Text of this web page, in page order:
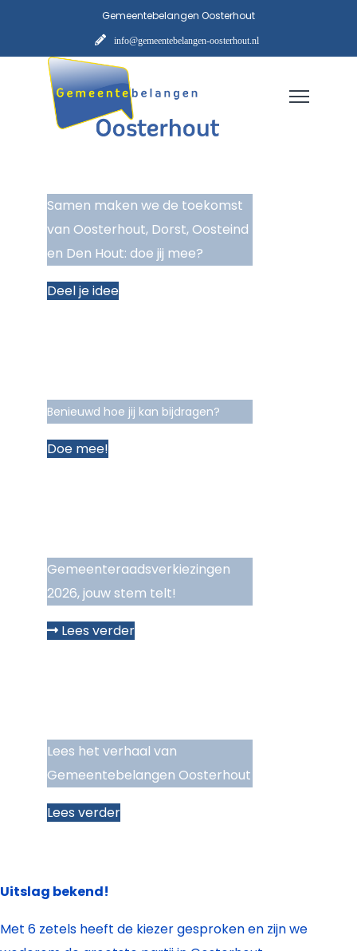
Gemeentebelangen Oosterhout
info@gemeentebelangen-oosterhout.nl
Samen maken we de toekomst
van Oosterhout, Dorst, Oosteind
en Den Hout: doe jij mee?
Deel je idee
Benieuwd hoe jij kan bijdragen?
Doe mee!
Gemeenteraadsverkiezingen
2026, jouw stem telt!
Lees verder
Lees het verhaal van
Gemeentebelangen Oosterhout
Lees verder
Uitslag bekend!
Met 6 zetels heeft de kiezer gesproken en zijn we